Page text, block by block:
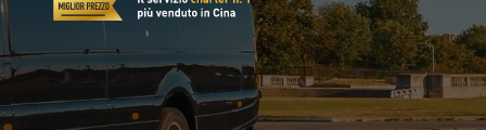
FLOTTA
METTITI IN CONTATTO
METTITI IN CONTATTO